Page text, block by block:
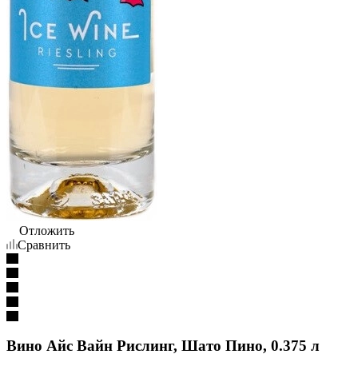
Отложить
Сравнить
Вино Айс Вайн Рислинг, Шато Пино, 0.375 л